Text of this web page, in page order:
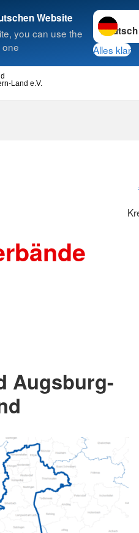
Website
you can use the
one
Sprache
Alles klar
Land e.V.
Suche
Augsburg-